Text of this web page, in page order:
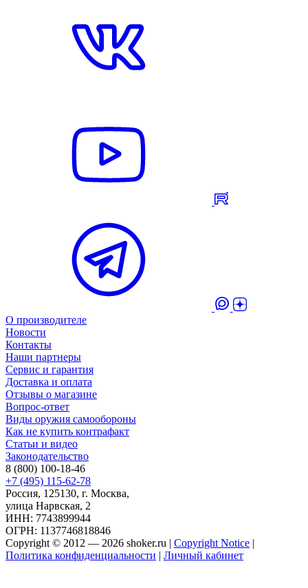
О производителе
Новости
Контакты
Наши партнеры
Сервис и гарантия
Доставка и оплата
Отзывы о магазине
Вопрос-ответ
Виды оружия самообороны
Как не купить контрафакт
Статьи и видео
Законодательство
8 (800) 100-18-46
+7 (495) 115-62-78
Россия, 125130, г. Москва,
улица Нарвская, 2
ИНН: 7743899944
ОГРН: 1137746818846
Copyright © 2012 — 2026 shoker.ru | Copyright Notice |
Политика конфиденциальности | Личный кабинет